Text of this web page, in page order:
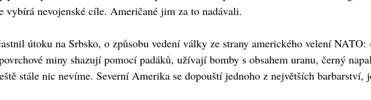
nevojenské cíle. Američané jim za to nadávali.
útoku na Srbsko, o způsobu vedení války ze strany amerického velení
miny shazují pomocí padáků, užívají bomby s obsahem uranu, černý
stále nic nevíme. Severní Amerika se dopouští jednoho z největších barbarství,